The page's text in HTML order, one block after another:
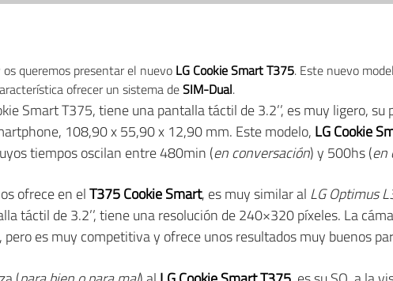
queremos presentar el nuevo LG Cookie Smart T375. Este nuevo
ofrecer un sistema deSIM-Dual.
Smart T375, tiene una pantalla táctil de 3.2’’, es muy ligero,
108,90 x 55,90 x 12,90 mm. Este modelo, LG Cookie
tiempos oscilan entre 480min (en conversación) y 500hs (en
ofrece en elT375 Cookie Smart, es muy similar al LG Optimus
táctil de 3.2’’, tiene una resolución de 240×320 píxeles. La
es muy competitiva y ofrece unos resultados muy buenos